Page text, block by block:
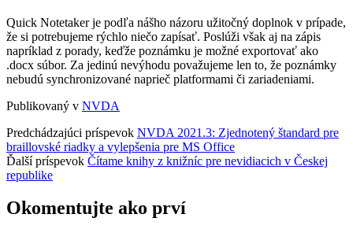
Quick Notetaker je podľa nášho názoru užitočný doplnok v prípade,
že si potrebujeme rýchlo niečo zapísať. Poslúži však aj na zápis
napríklad z porady, keďže poznámku je možné exportovať ako
.docx súbor. Za jedinú nevýhodu považujeme len to, že poznámky
nebudú synchronizované naprieč platformami či zariadeniami.
Publikovaný v NVDA
Predchádzajúci príspevok NVDA 2021.3: Zjednotený štandard pre
braillovské riadky a vylepšenia pre MS Office
Ďalší príspevok Čítame knihy z knižníc pre nevidiacich v Českej
republike
Okomentujte ako prví